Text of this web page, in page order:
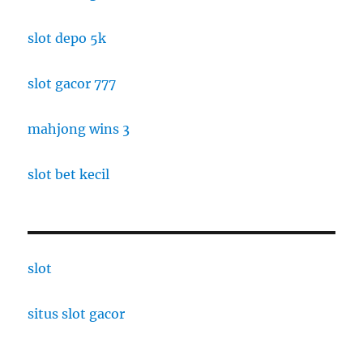
slot depo 5k
slot gacor 777
mahjong wins 3
slot bet kecil
slot
situs slot gacor